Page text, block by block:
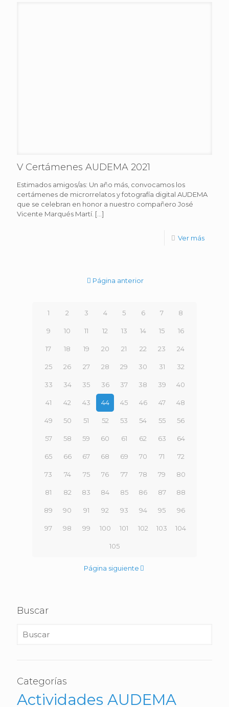
V Certámenes AUDEMA 2021
Estimados amigos/as: Un año más, convocamos los
certámenes de microrrelatos y fotografía digital AUDEMA
que se celebran en honor a nuestro compañero José
Vicente Marqués Martí. […]
Ver más
Página anterior
1 2 3 4 5 6 7 8
9 10 11 12 13 14 15 16
17 18 19 20 21 22 23 24
25 26 27 28 29 30 31 32
33 34 35 36 37 38 39 40
41 42 43 44 45 46 47 48
49 50 51 52 53 54 55 56
57 58 59 60 61 62 63 64
65 66 67 68 69 70 71 72
73 74 75 76 77 78 79 80
81 82 83 84 85 86 87 88
89 90 91 92 93 94 95 96
97 98 99 100 101 102 103 104
105
Página siguiente
Buscar
Categorías
Actividades AUDEMA